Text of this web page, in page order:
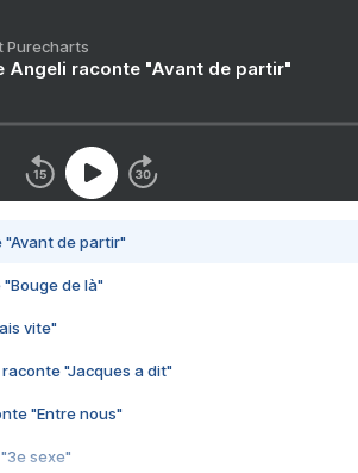
Purecharts
Angeli raconte "Avant de partir"
"Avant de partir"
"Bouge de là"
vite"
"Jacques a dit"
"Entre nous"
sexe"